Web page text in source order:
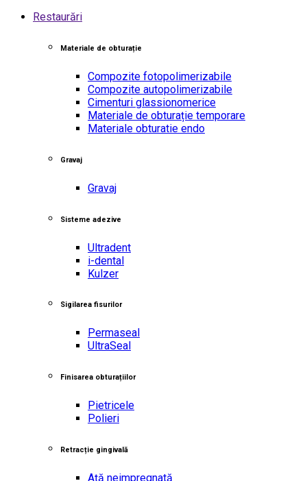
Restaurări
Materiale de obturație
Compozite fotopolimerizabile
Compozite autopolimerizabile
Cimenturi glassionomerice
Materiale de obturație temporare
Materiale obturatie endo
Gravaj
Gravaj
Sisteme adezive
Ultradent
i-dental
Kulzer
Sigilarea fisurilor
Permaseal
UltraSeal
Finisarea obturațiilor
Pietricele
Polieri
Retracție gingivală
Ață neimpregnată